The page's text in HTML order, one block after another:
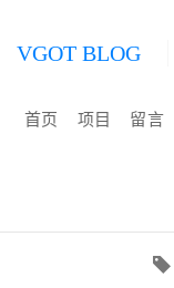
VGOT BLOG
首页 项目 留言